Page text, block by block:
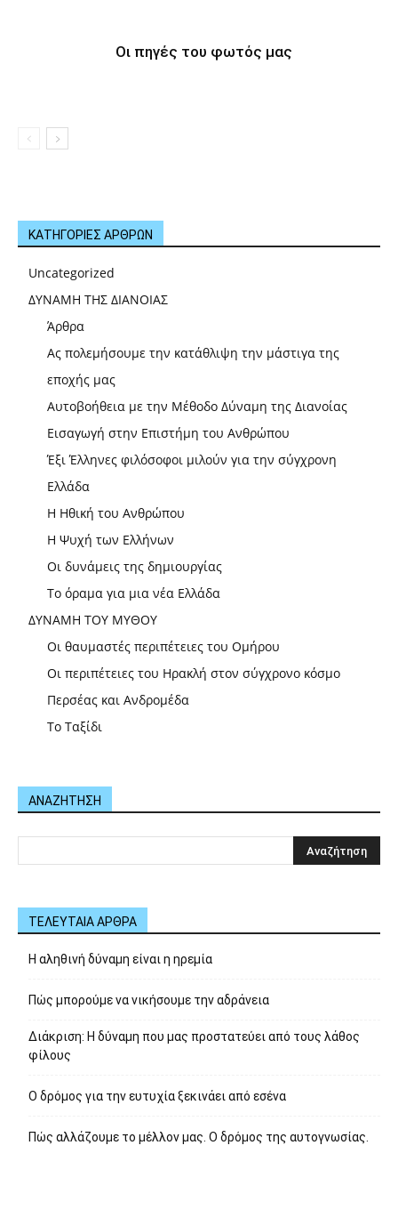
Οι πηγές του φωτός μας
ΚΑΤΗΓΟΡΙΕΣ ΑΡΘΡΩΝ
Uncategorized
ΔΥΝΑΜΗ ΤΗΣ ΔΙΑΝΟΙΑΣ
Άρθρα
Ας πολεμήσουμε την κατάθλιψη την μάστιγα της
εποχής μας
Αυτοβοήθεια με την Μέθοδο Δύναμη της Διανοίας
Εισαγωγή στην Επιστήμη του Ανθρώπου
Έξι Έλληνες φιλόσοφοι μιλούν για την σύγχρονη
Ελλάδα
Η Ηθική του Ανθρώπου
Η Ψυχή των Ελλήνων
Οι δυνάμεις της δημιουργίας
Το όραμα για μια νέα Ελλάδα
ΔΥΝΑΜΗ ΤΟΥ ΜΥΘΟΥ
Οι θαυμαστές περιπέτειες του Ομήρου
Οι περιπέτειες του Ηρακλή στον σύγχρονο κόσμο
Περσέας και Ανδρομέδα
Το Ταξίδι
ΑΝΑΖΗΤΗΣΗ
ΤΕΛΕΥΤΑΙΑ ΑΡΘΡΑ
Η αληθινή δύναμη είναι η ηρεμία
Πώς μπορούμε να νικήσουμε την αδράνεια
Διάκριση: Η δύναμη που μας προστατεύει από τους λάθος
φίλους
Ο δρόμος για την ευτυχία ξεκινάει από εσένα
Πώς αλλάζουμε το μέλλον μας. Ο δρόμος της αυτογνωσίας.